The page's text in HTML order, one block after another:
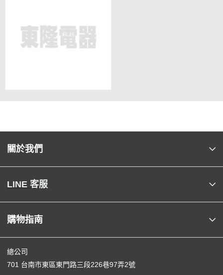
關於我們
LINE 客服
購物指南
總公司
701 台南市東區東門路三段226巷97弄2號